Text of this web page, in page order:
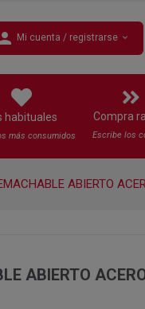
Mi cuenta / registrarse expand_more
habituales
más consumidos
Compra
Escribe los
ABIERTO
ABIERTO